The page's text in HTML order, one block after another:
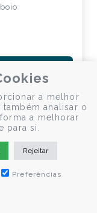
a melhor
analisar o
a melhorar
para si.
Rejeitar
Preferências